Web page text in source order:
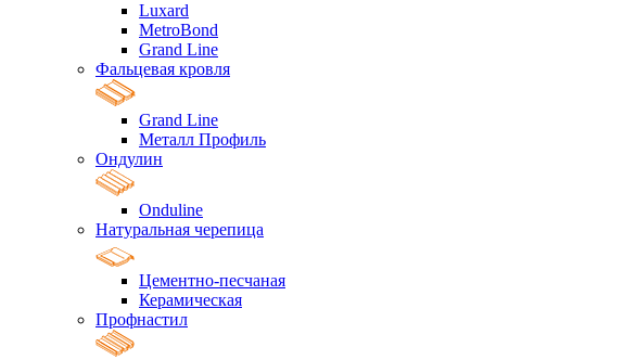
Luxard
MetroBond
Grand Line
Фальцевая кровля
Grand Line
Металл Профиль
Ондулин
Onduline
Натуральная черепица
Цементно-песчаная
Керамическая
Профнастил